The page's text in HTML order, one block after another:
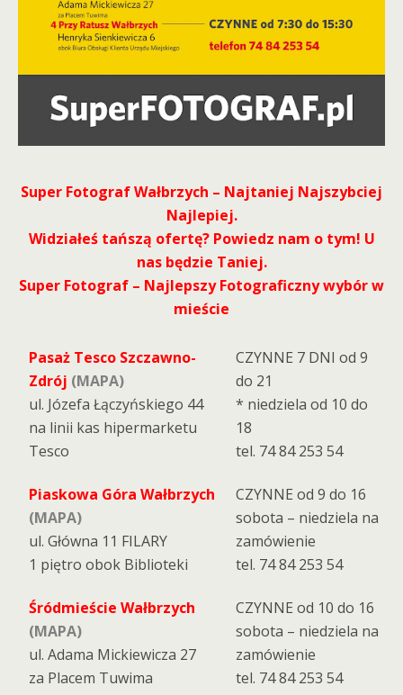
Super Fotograf Wałbrzych – Najtaniej Najszybciej
Najlepiej.
Widziałeś tańszą ofertę? Powiedz nam o tym! U
nas będzie Taniej.
Super Fotograf – Najlepszy Fotograficzny wybór w
mieście
Pasaż Tesco Szczawno-
Zdrój (MAPA)
ul. Józefa Łączyńskiego 44
na linii kas hipermarketu
Tesco
CZYNNE 7 DNI od 9
do 21
* niedziela od 10 do
18
tel. 74 84 253 54
Piaskowa Góra Wałbrzych
(MAPA)
ul. Główna 11 FILARY
1 piętro obok Biblioteki
CZYNNE od 9 do 16
sobota – niedziela na
zamówienie
tel. 74 84 253 54
Śródmieście Wałbrzych
(MAPA)
ul. Adama Mickiewicza 27
za Placem Tuwima
CZYNNE od 10 do 16
sobota – niedziela na
zamówienie
tel. 74 84 253 54